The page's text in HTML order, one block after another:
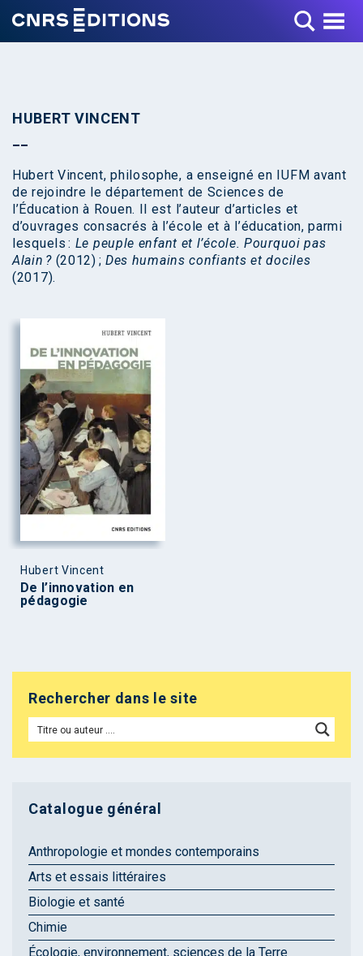
Toggle Menu
HUBERT VINCENT
Hubert Vincent, philosophe, a enseigné en IUFM avant
de rejoindre le département de Sciences de
l’Éducation à Rouen. Il est l’auteur d’articles et
d’ouvrages consacrés à l’école et à l’éducation, parmi
lesquels : Le peuple enfant et l’école. Pourquoi pas
Alain ?(2012) ; Des humains confiants et dociles
(2017).
Hubert Vincent
De l’innovation en
pédagogie
Rechercher dans le site
Catalogue général
Anthropologie et mondes contemporains
Arts et essais littéraires
Biologie et santé
Chimie
Écologie, environnement, sciences de la Terre